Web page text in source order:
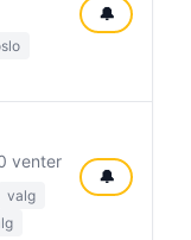
🔔
venter
valg
🔔